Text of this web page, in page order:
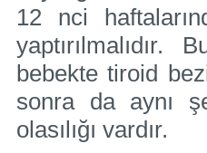
12 nci
bebekte tiroid
sonra da aynı
olasılığı vardır.